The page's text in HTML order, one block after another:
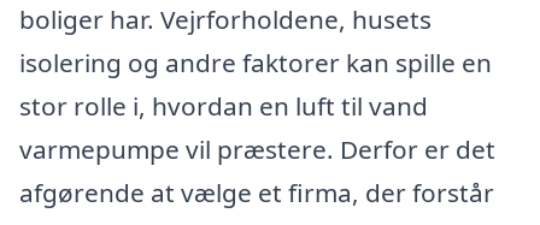
boliger har. Vejrforholdene, husets
isolering og andre faktorer kan spille en
stor rolle i, hvordan en luft til vand
varmepumpe vil præstere. Derfor er det
afgørende at vælge et firma, der forstår